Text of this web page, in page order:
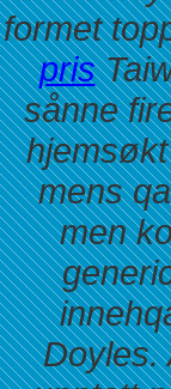
formet
pris
sånne
mens
men
Doyles.